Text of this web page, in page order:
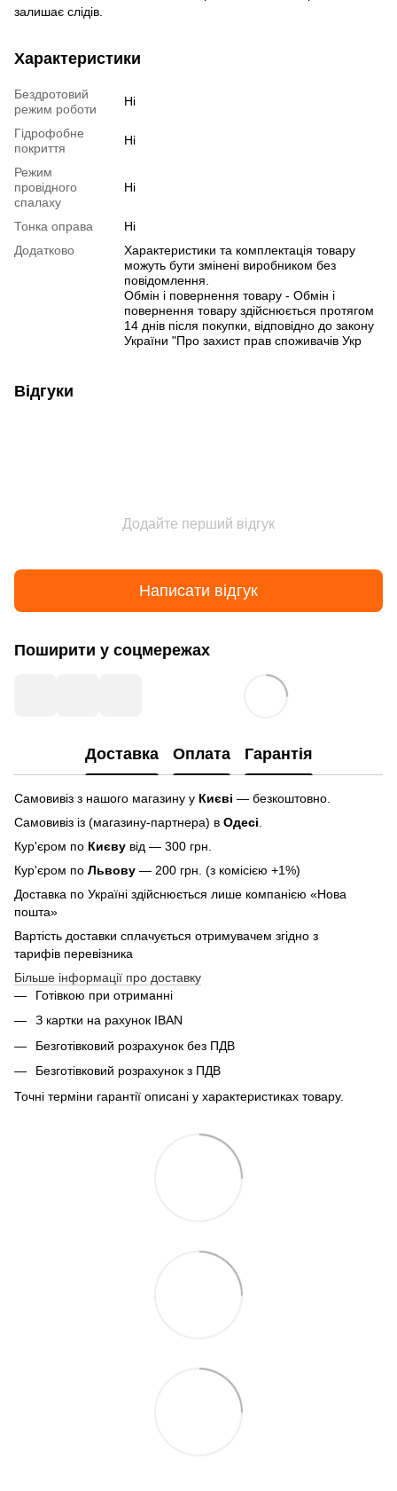
залишає слідів.
Характеристики
Бездротовий
режим роботи
Ні
Гідрофобне
покриття
Ні
Режим
провідного
спалаху
Ні
Тонка оправа
Ні
Додатково
Характеристики та комплектація товару
можуть бути змінені виробником без
повідомлення.
Обмін і повернення товару - Обмін і
повернення товару здійснюється протягом
14 днів після покупки, відповідно до закону
України "Про захист прав споживачів Укр
Відгуки
Додайте перший відгук
Написати відгук
Поширити у соцмережах
Доставка Оплата Гарантія
Самовивіз з нашого магазину у Києві — безкоштовно.
Самовивіз із (магазину-партнера) в Одесі
Кур'єром по Києву від — 300 грн.
Кур'єром по Львову — 200 грн. (з комісією +1%)
Доставка по Україні здійснюється лише компанією «Нова
пошта»
Вартість доставки сплачується отримувачем згідно з
тарифів перевізника
Більше інформації про доставку
Готівкою при отриманні
З картки на рахунок IBAN
Безготівковий розрахунок без ПДВ
Безготівковий розрахунок з ПДВ
Точні терміни гарантії описані у характеристиках товару.